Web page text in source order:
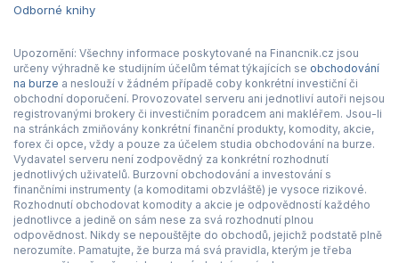
Odborné knihy
Upozornění: Všechny informace poskytované na Financnik.cz jsou
určeny výhradně ke studijním účelům témat týkajících se obchodování
na burze a neslouží v žádném případě coby konkrétní investiční či
obchodní doporučení. Provozovatel serveru ani jednotliví autoři nejsou
registrovanými brokery či investičním poradcem ani makléřem. Jsou-li
na stránkách zmiňovány konkrétní finanční produkty, komodity, akcie,
forex či opce, vždy a pouze za účelem studia obchodování na burze.
Vydavatel serveru není zodpovědný za konkrétní rozhodnutí
jednotlivých uživatelů. Burzovní obchodování a investování s
finančními instrumenty (a komoditami obzvláště) je vysoce rizikové.
Rozhodnutí obchodovat komodity a akcie je odpovědností každého
jednotlivce a jedině on sám nese za svá rozhodnutí plnou
odpovědnost. Nikdy se nepouštějte do obchodů, jejichž podstatě plně
nerozumíte. Pamatujte, že burza má svá pravidla, kterým je třeba